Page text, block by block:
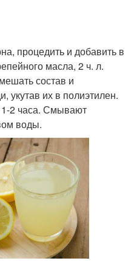
процедить и добавить в
масла, 2 ч. л.
состав и
укутав их в полиэтилен.
2 часа. Смывают
воды.